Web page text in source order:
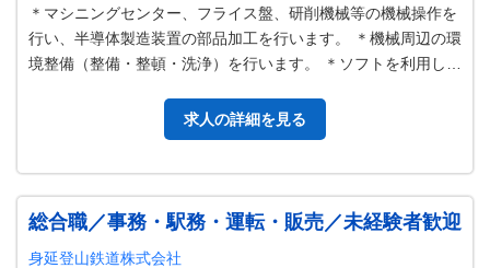
＊マシニングセンター、フライス盤、研削機械等の機械操作を
行い、半導体製造装置の部品加工を行います。 ＊機械周辺の環
境整備（整備・整頓・洗浄）を行います。 ＊ソフトを利用しプ
求人の詳細を見る
総合職／事務・駅務・運転・販売／未経験者歓迎
身延登山鉄道株式会社